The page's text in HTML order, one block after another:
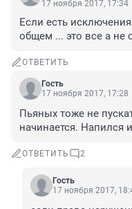
17 ноября 2017, 17:34
Если есть
общем ... это все а не
ОТВЕТИТЬ
Гость
17 ноября 2017, 17:28
Пьяных тоже не
начинается. Напился
ОТВЕТИТЬ 2
Гость
17 ноября 2017,